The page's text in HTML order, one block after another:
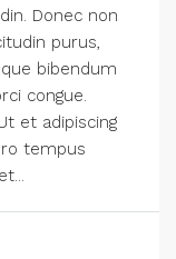
Donec non
purus,
bibendum
congue.
et adipiscing
tempus